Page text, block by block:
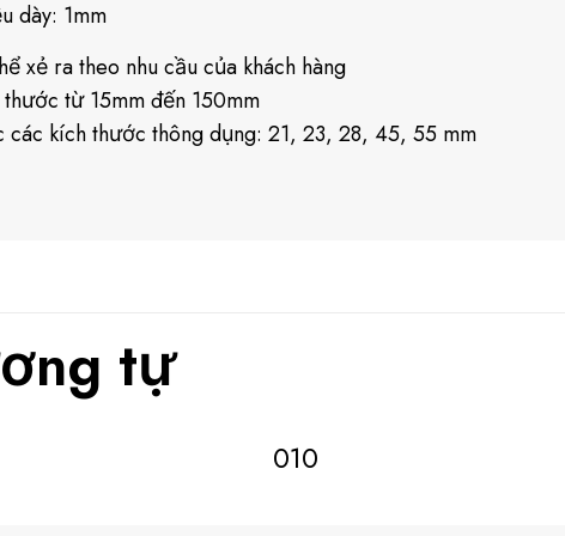
dày: 1mm
xẻ ra theo nhu cầu của khách hàng
thước từ 15mm đến 150mm
các kích thước thông dụng: 21, 23, 28, 45, 55 mm
tự
010